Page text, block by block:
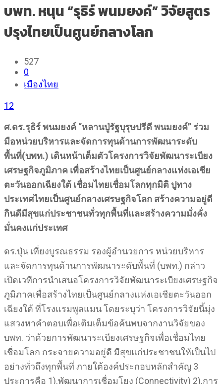
บพท. หนุน “รุธิร์ พนมยงค์” วิจัยสูตร
ปรุงไทยเป็นศูนย์กลางโลก
527
0
เมืองไทย
12
ศ.ดร.รุธิร์ พนมยงค์ “หลานปู่รัฐบุรุษปรีดี พนมยงค์” ร่วม
มือหน่วยบริหารและจัดการทุนด้านการพัฒนาระดับ
พื้นที่(บพท.) เดินหน้าเต็มตัวโครงการวิจัยพัฒนาระเบียง
เศรษฐกิจภูมิภาค เพื่อสร้างไทยเป็นศูนย์กลางแห่งเอเชีย
ตะวันออกเฉียงใต้ เชื่อมไทยเชื่อมโลกทุกมิติ ปูทาง
ประเทศไทยเป็นศูนย์กลางเศรษฐกิจโลก สร้างความอยู่ดี
กินดีมีสุขแก่ประชาชนทั่วทุกพื้นที่และสร้างความมั่งคั่ง
มั่นคงแก่ประเทศ
ดร.ปุ่น เที่ยงบูรณธรรม รองผู้อำนวยการ หน่วยบริหาร
และจัดการทุนด้านการพัฒนาระดับพื้นที่ (บพท.) กล่าว
เปิดเวทีการนำเสนอโครงการวิจัยพัฒนาระเบียงเศรษฐกิจ
ภูมิภาคเพื่อสร้างไทยเป็นศูนย์กลางแห่งเอเชียตะวันออก
เฉียงใต้ ที่โรงแรมพูลแมน โดยระบุว่า โครงการวิจัยนี้มุ่ง
แสวงหาคำตอบเพื่อเติมเต็มข้อค้นพบจากงานวิจัยของ
บพท. ว่าด้วยการพัฒนาระเบียงเศรษฐกิจเพื่อเชื่อมไทย
เชื่อมโลก กระจายความอยู่ดี มีสุขแก่ประชาชนให้เป็นไป
อย่างทั่วถึงทุกพื้นที่ ภายใต้องค์ประกอบหลักสำคัญ 3
ประการคือ 1).พัฒนาการเชื่อมโยง (Connectivity) 2).การ